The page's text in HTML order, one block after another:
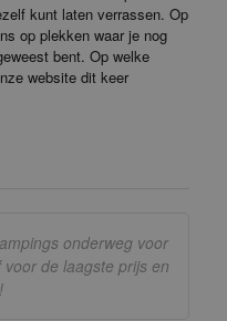
kunt laten verrassen. Op
op plekken waar je nog
bent. Op welke
website dit keer
onderweg voor
de laagste prijs en